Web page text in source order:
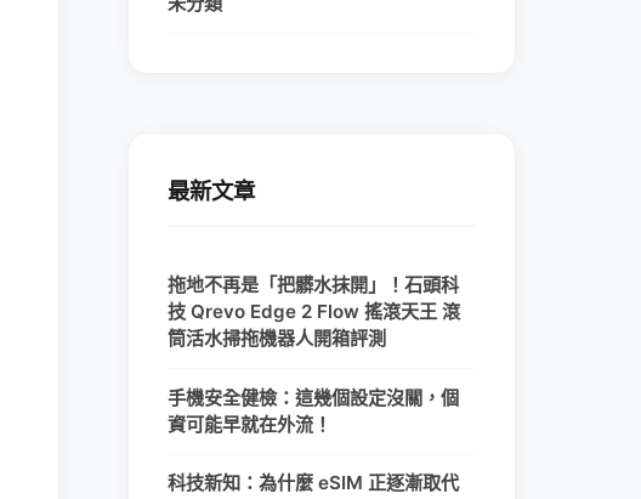
最新文章
拖地不再是「把髒水抹開」！石頭科
技 Qrevo Edge 2 Flow 搖滾天王 滾
筒活水掃拖機器人開箱評測
手機安全健檢：這幾個設定沒關，個
資可能早就在外流！
科技新知：為什麼 eSIM 正逐漸取代